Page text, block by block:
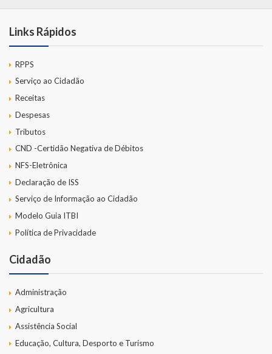
Links Rápidos
RPPS
Serviço ao Cidadão
Receitas
Despesas
Tributos
CND -Certidão Negativa de Débitos
NFS-Eletrônica
Declaração de ISS
Serviço de Informação ao Cidadão
Modelo Guia ITBI
Política de Privacidade
Cidadão
Administração
Agricultura
Assistência Social
Educação, Cultura, Desporto e Turismo